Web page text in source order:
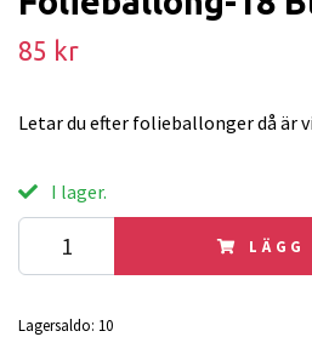
85 kr
Letar du efter folieballonger då är
I lager.
Lagersaldo: 10